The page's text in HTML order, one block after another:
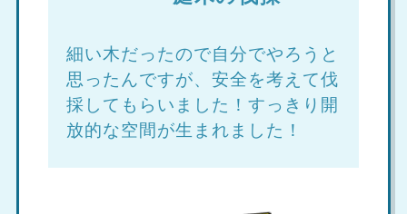
細い木だったので自分でやろうと
思ったんですが、安全を考えて伐
採してもらいました！すっきり開
放的な空間が生まれました！